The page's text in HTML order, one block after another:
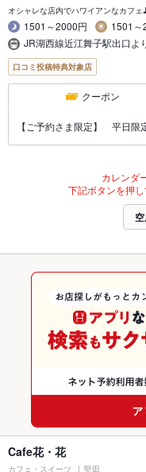
オシャレな店内でハワイアンなカフェ
1501～2000円
1501～
JR湖西線近江舞子駅出口よ
口コミ投稿特典対象店
クーポン
【ご予約さま限定】 平日
カレンダ
下記ボタンを押し
Cafe花・花
カフェ・スイーツ 堅田